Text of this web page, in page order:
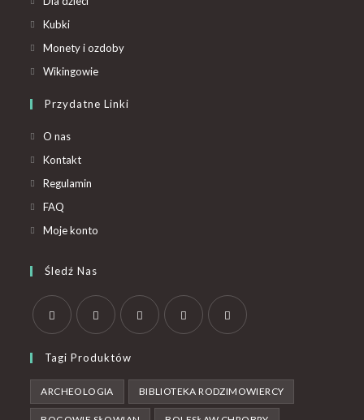
Kubki
Monety i ozdoby
Wikingowie
Przydatne Linki
O nas
Kontakt
Regulamin
FAQ
Moje konto
Śledź Nas
Tagi Produktów
ARCHEOLOGIA BIBLIOTEKA RODZIMOWIERCY